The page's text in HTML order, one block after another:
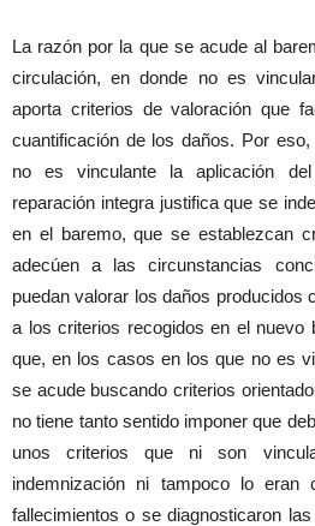
La razón por la que se acude al
circulación, en donde no es
aporta criterios de valoración que
cuantificación de los daños. Por
no es vinculante la aplicación
reparación integra justifica que se
en el baremo, que se establezcan
adecúen a las circunstancias
puedan valorar los daños producidos
a los criterios recogidos en el nuevo
que, en los casos en los que no es
se acude buscando criterios
no tiene tanto sentido imponer que
unos criterios que ni son
indemnización ni tampoco lo eran
fallecimientos o se diagnosticaron